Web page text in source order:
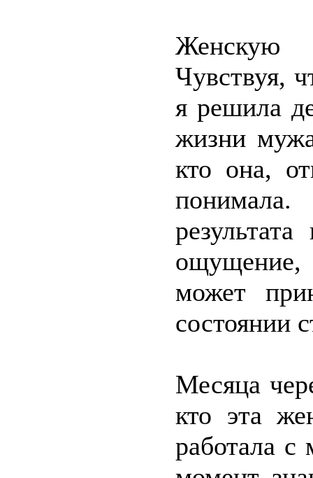
Чувствуя,
я решила
жизни
кто она,
ощущение,
может
состоянии
Месяца
кто эта
работала